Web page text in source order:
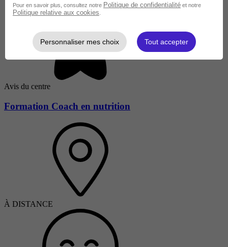
Avis du centre
Formation Coach en nutrition
À DISTANCE
Pour en savoir plus, consultez notre Politique de confidentialité et notre
Politique relative aux cookies
Personnaliser mes choix Tout accepter